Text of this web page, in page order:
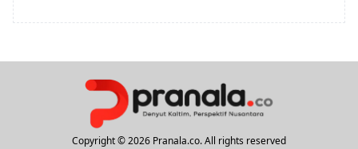
Copyright © 2026 Pranala.co. All rights reserved